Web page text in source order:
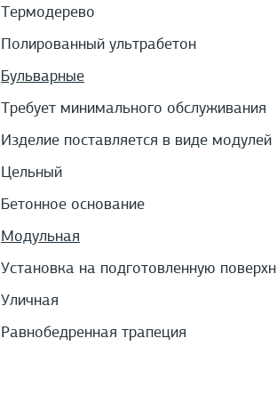
Термодерево
Полированный ультрабетон
Бульварные
Требует минимального обслуживания
Изделие поставляется в виде модулей
Цельный
Бетонное основание
Модульная
Установка на подготовленную
Уличная
Равнобедренная трапеция